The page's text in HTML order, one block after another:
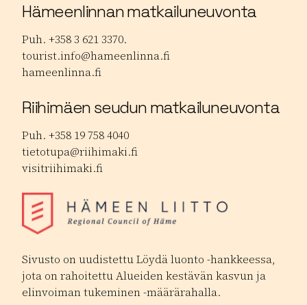
Hämeenlinnan matkailuneuvonta
Puh. +358 3 621 3370.
tourist.info@hameenlinna.fi
hameenlinna.fi
Riihimäen seudun matkailuneuvonta
Puh. +358 19 758 4040
tietotupa@riihimaki.fi
visitriihimaki.fi
Sivusto on uudistettu Löydä luonto -hankkeessa,
jota on rahoitettu Alueiden kestävän kasvun ja
elinvoiman tukeminen -määrärahalla.